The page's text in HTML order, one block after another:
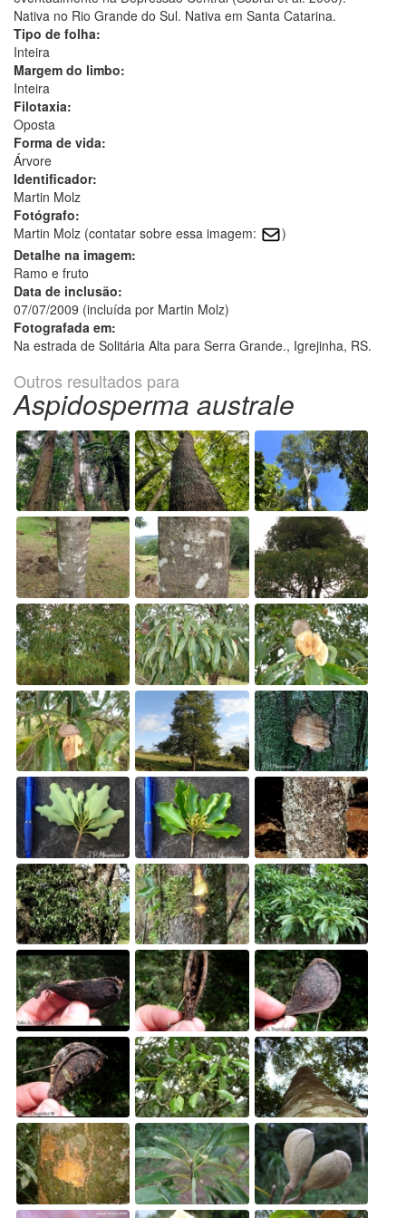
Nativa no Rio Grande do Sul. Nativa em Santa Catarina.
Tipo de folha:
Inteira
Margem do limbo:
Inteira
Filotaxia:
Oposta
Forma de vida:
Árvore
Identificador:
Martin Molz
Fotógrafo:
Martin Molz (contatar sobre essa imagem:
)
Detalhe na imagem:
Ramo e fruto
Data de inclusão:
07/07/2009 (incluída por Martin Molz)
Fotografada em:
Na estrada de Solitária Alta para Serra Grande., Igrejinha, RS.
Outros resultados para
Aspidosperma australe